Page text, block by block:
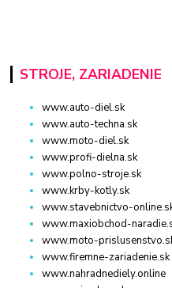
STROJE, ZARIADENIE
www.auto-diel.sk
www.auto-techna.sk
www.moto-diel.sk
www.profi-dielna.sk
www.polno-stroje.sk
www.krby-kotly.sk
www.stavebnictvo-
www.maxiobchod-
www.moto-
www.firemne-zariadenie.sk
www.nahradnediely.online